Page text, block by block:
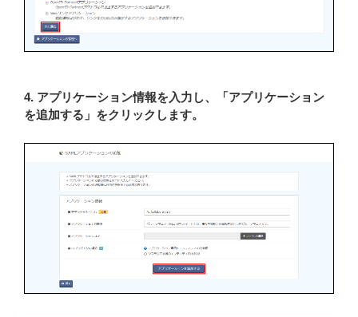
4. アプリケーション情報を入力し、「アプリケーション
を追加する」をクリックします。